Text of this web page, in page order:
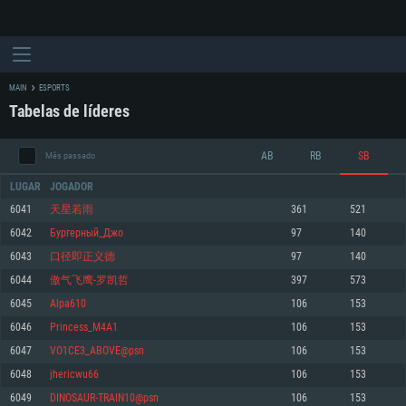
REQUERIMENTOS DE SISTEMA
Mínimo
Sistema Operativo: Windows 10 (64 bit)
Processador: Dual-Core 2.2 GHz
Mínimo
Sistema Operativo: Mac OS Big Sur 11.0 ou versão mais recente
Processador: Core i5 2.2GHz mínimo (Intel Xeon não suportado)
Mínimo
Sistema Operativo: Distribuições mais modernas do Linux de 64bit
Processador: Dual-Core 2.4 GHz
MAIN ESPORTS
Tabelas de líderes
Mês passado AB RB SB
LUGAR JOGADOR
6041 天星若雨 361 521
6042 Бургерный_Джо 97 140
6043 口径即正义德 97 140
6044 傲气飞鹰-罗凯哲 397 573
6045 Alpa610 106 153
6046 Princess_M4A1 106 153
6047 VO1CE3_ABOVE@psn 106 153
6048 jhericwu66 106 153
6049 DINOSAUR-TRAIN10@psn 106 153